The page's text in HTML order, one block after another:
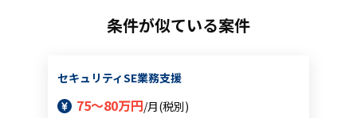
条件が似ている案件
セキュリティSE業務支援
75～80万円/月(税別)